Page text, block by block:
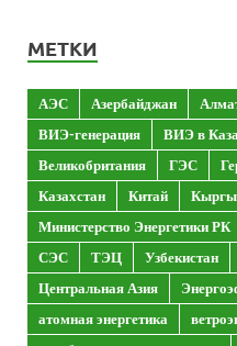
МЕТКИ
АЭС Азербайджан
ВИЭ-генерация
ВИЭ в
Великобритания
ГЭС
Казахстан
Китай
Министерство Энергетики РК
СЭС
ТЭЦ Узбекистан
Центральная Азия
атомная энергетика